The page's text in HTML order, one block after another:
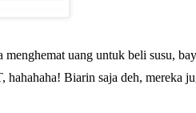
menghemat uang untuk beli susu,
Biarin saja deh, mereka